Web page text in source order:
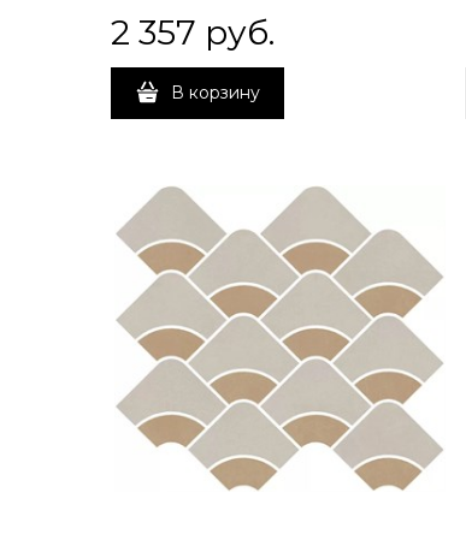
структура обрезной 60x119,5x0,9
2 357 руб.
В корзину